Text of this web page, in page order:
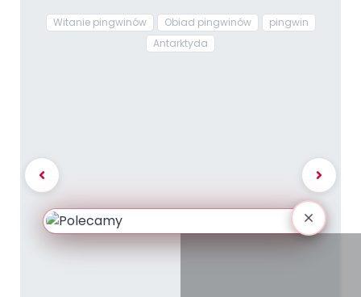
Witanie pingwinów Obiad pingwinów
pingwin
Antarktyda